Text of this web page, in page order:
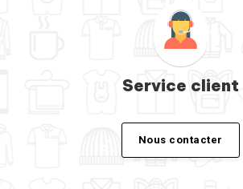
Service client
Nous contacter